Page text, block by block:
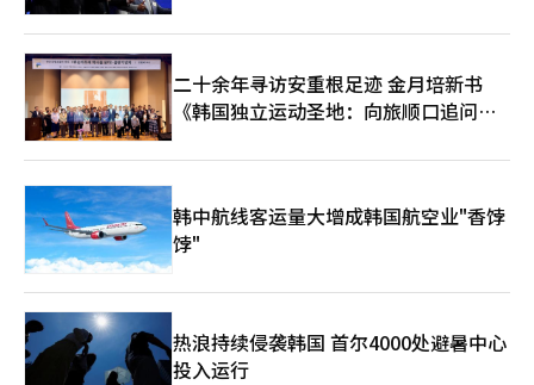
二十余年寻访安重根足迹 金月培新书
《韩国独立运动圣地：向旅顺口追问历
韩中航线客运量大增成韩国航空业"香饽
饽"
热浪持续侵袭韩国 首尔4000处避暑中心
投入运行